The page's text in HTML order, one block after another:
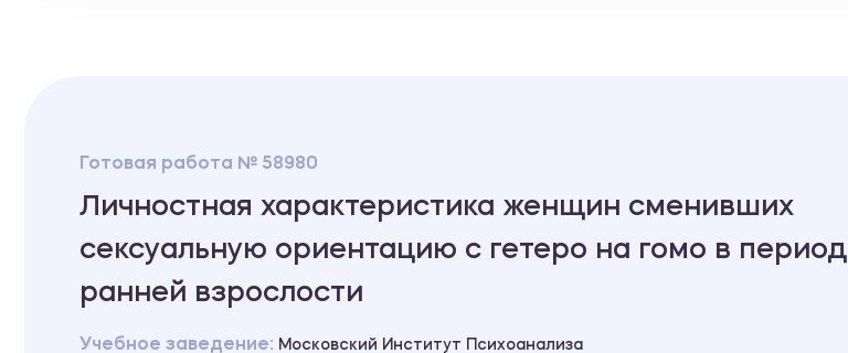
Готовая работа № 58980
Личностная характеристика женщин сменивших
сексуальную ориентацию с гетеро на гомо в период
ранней взрослости
Учебное заведение: Московский Институт Психоанализа